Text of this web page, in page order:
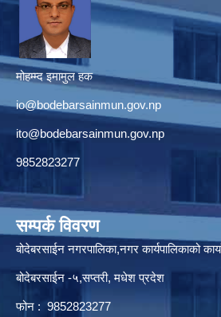
मोहम्म्द इमामुल हक
io@bodebarsainmun.gov.np
ito@bodebarsainmun.gov.np
9852823277
सम्पर्क विवरण
बोदेबरसाईन नगरपालिका,नगर कार्यपालिकाको
बोदेबरसाईन -५,सप्तरी, मधेश प्रदेश
फोन : 9852823277